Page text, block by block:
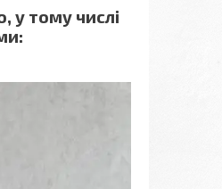
у тому числі